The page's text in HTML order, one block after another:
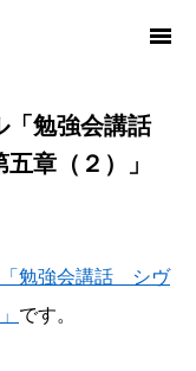
「勉強会講話
章（２）」
「勉強会講話 シヴ
です。